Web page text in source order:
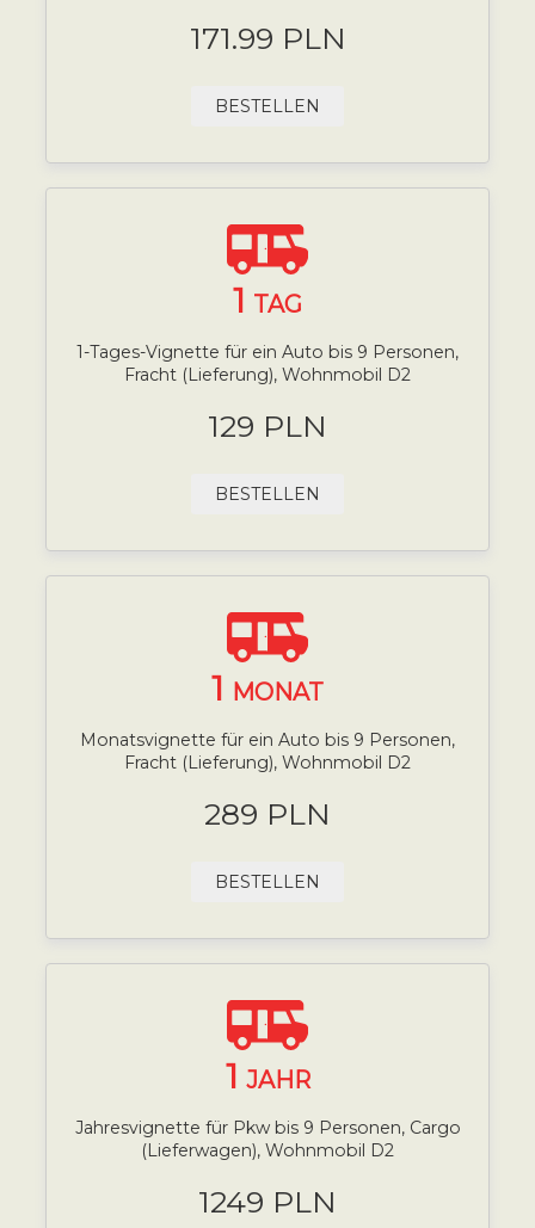
171.99 PLN
BESTELLEN
1 TAG
1-Tages-Vignette für ein Auto bis 9 Personen,
Fracht (Lieferung), Wohnmobil D2
129 PLN
BESTELLEN
1 MONAT
Monatsvignette für ein Auto bis 9 Personen,
Fracht (Lieferung), Wohnmobil D2
289 PLN
BESTELLEN
1 JAHR
Jahresvignette für Pkw bis 9 Personen, Cargo
(Lieferwagen), Wohnmobil D2
1249 PLN